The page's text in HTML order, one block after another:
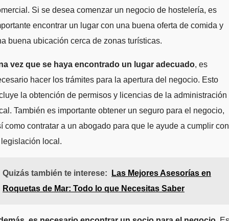
Si se desea comenzar un negocio de hostelería, es
encontrar un lugar con una buena oferta de comida y
buena ubicación cerca de zonas turísticas.
vez que se haya encontrado un lugar adecuado, es
hacer los trámites para la apertura del negocio. Esto
la obtención de permisos y licencias de la administración
También es importante obtener un seguro para el negocio,
como contratar a un abogado para que le ayude a cumplir con
local.
Quizás también te interese:
Las Mejores Asesorías en
Roquetas de Mar: Todo lo que Necesitas Saber